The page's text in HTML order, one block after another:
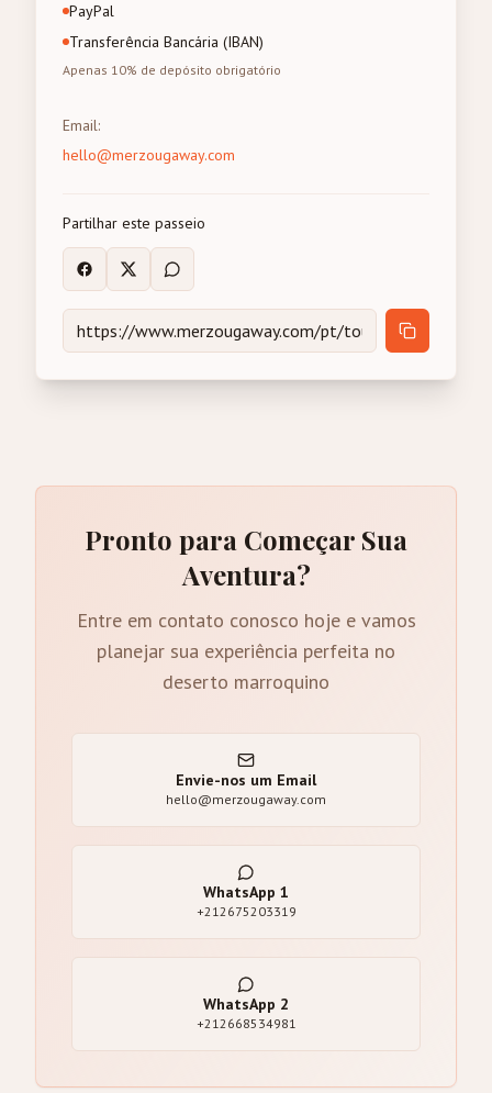
PayPal
Transferência Bancária (IBAN)
Apenas 10% de depósito obrigatório
Email:
hello@merzougaway.com
Partilhar este passeio
Pronto para Começar Sua
Aventura?
Entre em contato conosco hoje e vamos
planejar sua experiência perfeita no
deserto marroquino
Envie-nos um Email
hello@merzougaway.com
WhatsApp 1
+212675203319
WhatsApp 2
+212668534981